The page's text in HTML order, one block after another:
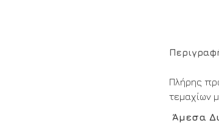
Πλήρης
τεμαχίων
Άμεσα